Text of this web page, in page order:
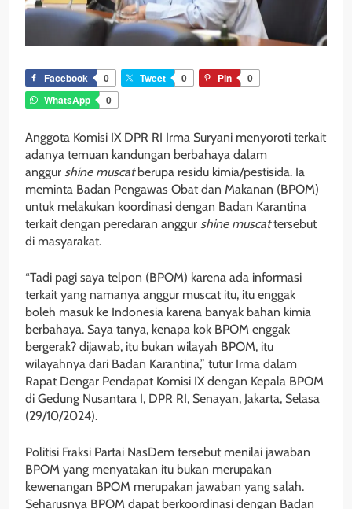
Facebook 0 Tweet 0 Pin
0
WhatsApp
0
Anggota Komisi IX DPR RI Irma Suryani menyoroti terkait
adanya temuan kandungan berbahaya dalam
anggur shine muscatberupa residu kimia/pestisida. Ia
meminta Badan Pengawas Obat dan Makanan (BPOM)
untuk melakukan koordinasi dengan Badan Karantina
terkait dengan peredaran anggur shine muscattersebut
di masyarakat.
“Tadi pagi saya telpon (BPOM) karena ada informasi
terkait yang namanya anggur muscat itu, itu enggak
boleh masuk ke Indonesia karena banyak bahan kimia
berbahaya. Saya tanya, kenapa kok BPOM enggak
bergerak? dijawab, itu bukan wilayah BPOM, itu
wilayahnya dari Badan Karantina,” tutur Irma dalam
Rapat Dengar Pendapat Komisi IX dengan Kepala BPOM
di Gedung Nusantara I, DPR RI, Senayan, Jakarta, Selasa
(29/10/2024).
Politisi Fraksi Partai NasDem tersebut menilai jawaban
BPOM yang menyatakan itu bukan merupakan
kewenangan BPOM merupakan jawaban yang salah.
Seharusnya BPOM dapat berkoordinasi dengan Badan